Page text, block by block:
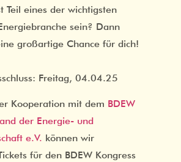
Teil eines der wichtigsten
sein? Dann
großartige Chance für dich!
Freitag, 04.04.25
Kooperation mit dem BDEW
der Energie- und
e.V. können wir
für den BDEW Kongress